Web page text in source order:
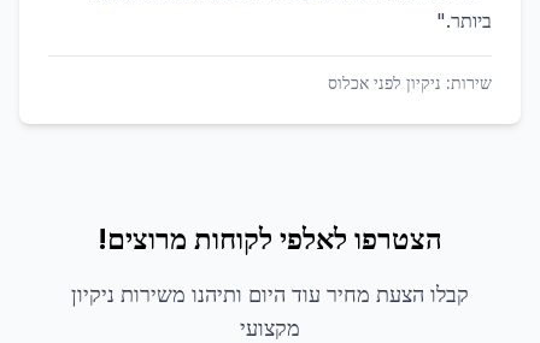
ביותר."
שירות: ניקיון לפני אכלוס
הצטרפו לאלפי לקוחות מרוצים!
קבלו הצעת מחיר עוד היום ותיהנו משירות ניקיון
מקצועי